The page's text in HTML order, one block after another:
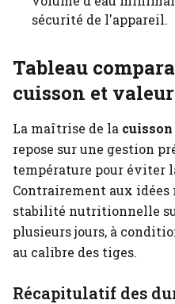
sécurité de l'appareil.
Tableau
cuisson et
La maîtrise de la cuisson
repose sur une gestion
température pour éviter
Contrairement aux idées
stabilité nutritionnelle
plusieurs jours, à
au calibre des tiges.
Récapitulatif des